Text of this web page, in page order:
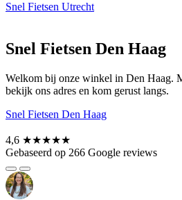
Snel Fietsen Utrecht
Snel Fietsen Den Haag
Welkom bij onze winkel in Den Haag.
bekijk ons adres en kom gerust langs.
Snel Fietsen Den Haag
4,6 ★★★★★
Gebaseerd op 266 Google reviews